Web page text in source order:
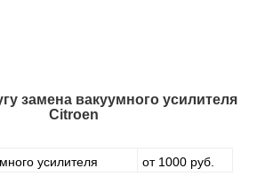
замена вакуумного усилителя
Citroen
усилителя от 1000 руб.